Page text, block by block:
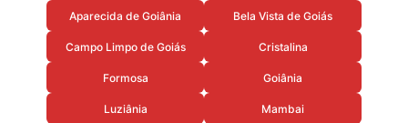
Aparecida de Goiânia Bela Vista de Goiás
Campo Limpo de Goiás Cristalina
Formosa Goiânia
Luziânia Mambai